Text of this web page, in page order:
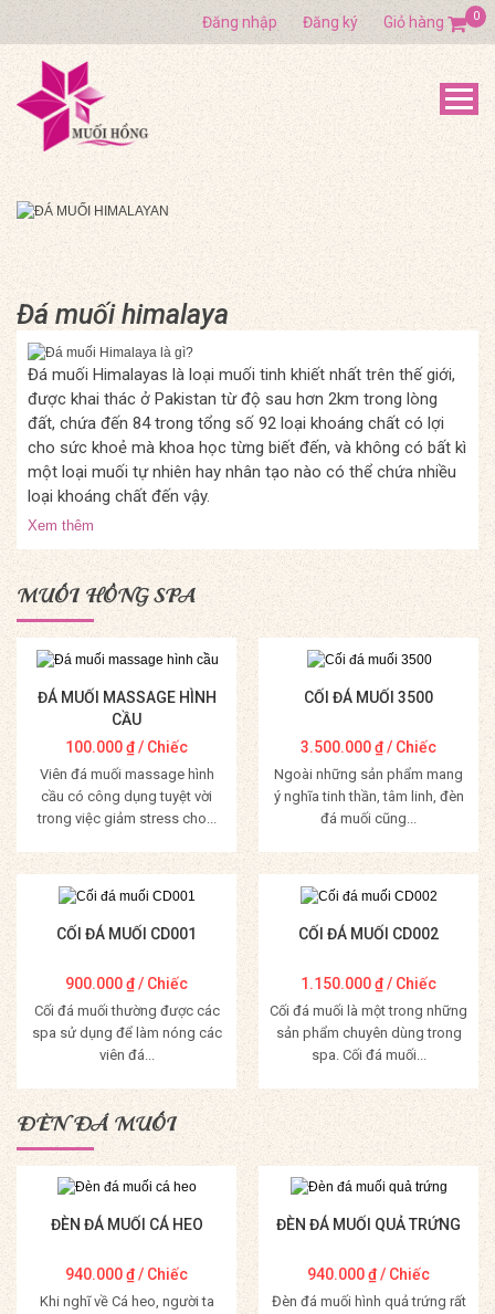
Đăng nhập Đăng ký Giỏ hàng 0
Đá muối himalaya
Đá muối Himalayas là loại muối tinh khiết nhất trên thế giới,
được khai thác ở Pakistan từ độ sau hơn 2km trong lòng
đất, chứa đến 84 trong tổng số 92 loại khoáng chất có lợi
cho sức khoẻ mà khoa học từng biết đến, và không có bất kì
một loại muối tự nhiên hay nhân tạo nào có thể chứa nhiều
loại khoáng chất đến vậy.
Xem thêm
MUỐI HỒNG SPA
ĐÁ MUỐI MASSAGE HÌNH
CẦU
100.000₫/ Chiếc
Viên đá muối massage hình
cầu có công dụng tuyệt vời
trong việc giảm stress cho...
Mua Hàng
CỐI ĐÁ MUỐI 3500
3.500.000₫/ Chiếc
Ngoài những sản phẩm mang
ý nghĩa tinh thần, tâm linh, đèn
đá muối cũng...
Mua Hàng
CỐI ĐÁ MUỐI CD001
900.000₫/ Chiếc
Cối đá muối thường được các
spa sử dụng để làm nóng các
viên đá...
Mua Hàng
CỐI ĐÁ MUỐI CD002
1.150.000₫/ Chiếc
Cối đá muối là một trong những
sản phẩm chuyên dùng trong
spa. Cối đá muối...
Mua Hàng
ĐÈN ĐÁ MUỐI
ĐÈN ĐÁ MUỐI CÁ HEO
940.000₫/ Chiếc
Khi nghĩ về Cá heo, người ta
ĐÈN ĐÁ MUỐI QUẢ TRỨNG
940.000₫/ Chiếc
Đèn đá muối hình quả trứng rất